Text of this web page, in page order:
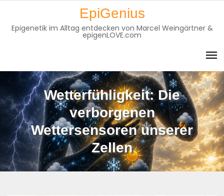
content
EpiGenius
Epigenetik im Alltag entdecken von Marcel Weingärtner &
epigenLOVE.com
Wetterfühligkeit: Die
verborgenen
Wettersensoren unserer
Zellen